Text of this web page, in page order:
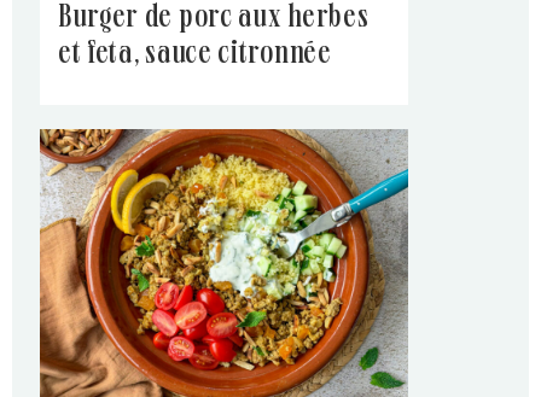
burger de porc aux herbes
et feta, sauce citronnée